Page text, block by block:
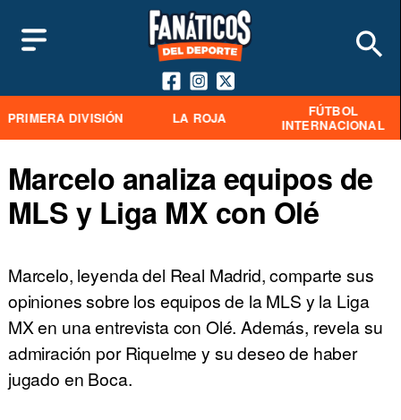
PRIMERA DIVISIÓN LA ROJA
FÚTBOL
INTERNACIONAL
Marcelo analiza equipos de
MLS y Liga MX con Olé
Marcelo, leyenda del Real Madrid, comparte sus
opiniones sobre los equipos de la MLS y la Liga
MX en una entrevista con Olé. Además, revela su
admiración por Riquelme y su deseo de haber
jugado en Boca.